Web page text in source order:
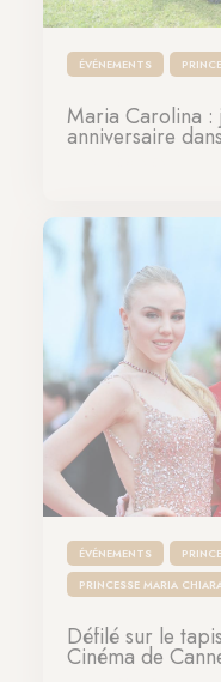
ÉVÉNEMENTS
Maria Carolina
anniversaire
ÉVÉNEMENTS
PRINCESSE MARIA
Défilé sur le
Cinéma de